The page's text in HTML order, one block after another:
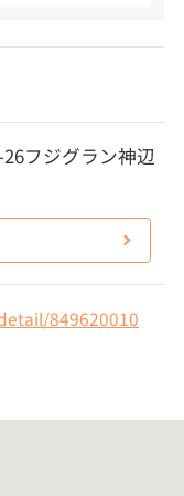
フジグラン神辺
849620010